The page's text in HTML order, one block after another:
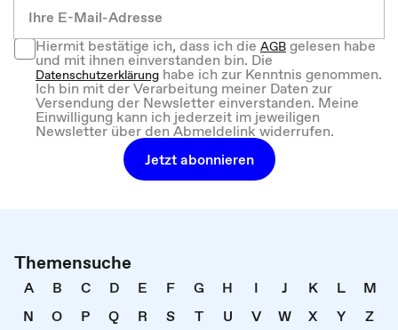
Hiermit bestätige ich, dass ich dieAGBgelesen habe
und mit ihnen einverstanden bin. Die
Datenschutzerklärung habe ich zur Kenntnis genommen.
Ich bin mit der Verarbeitung meiner Daten zur
Versendung der Newsletter einverstanden. Meine
Einwilligung kann ich jederzeit im jeweiligen
Newsletter über den Abmeldelink widerrufen.
Jetzt abonnieren
Themensuche
A B C D E F G H I J K L
M
N
O P Q R S T U V W X Y
Z